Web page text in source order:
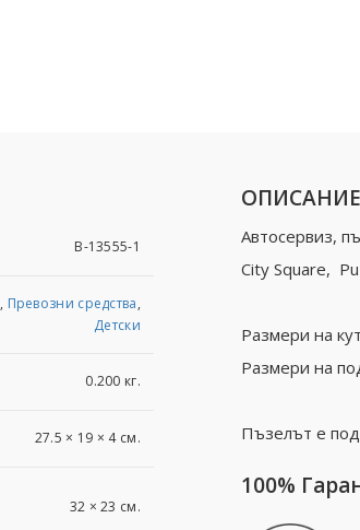
B-13555-1
, Превозни средства,
Детски
0.200 кг.
27.5 × 19 × 4 см.
32 × 23 см.
ОПИСАНИЕ
Автосервиз,
City Square,
Размери на
Размери на
Пъзелът е
100%